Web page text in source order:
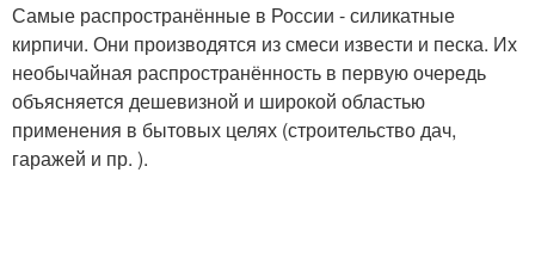
Самые распространённые в России - силикатные
кирпичи. Они производятся из смеси извести и песка. Их
необычайная распространённость в первую очередь
объясняется дешевизной и широкой областью
применения в бытовых целях (строительство дач,
гаражей и пр. ).